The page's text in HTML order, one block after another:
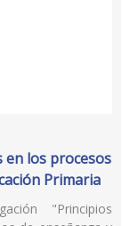
en los procesos
Primaria
"Principios